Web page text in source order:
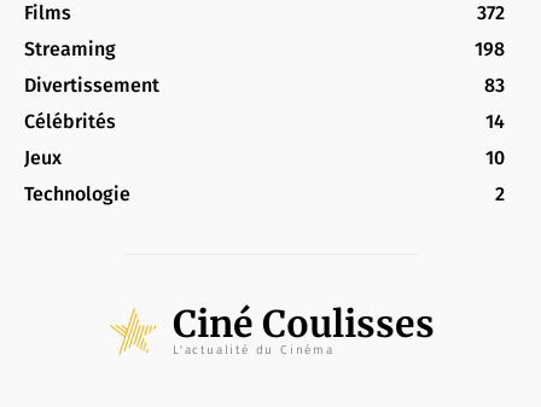
Films
372
Streaming
198
Divertissement
83
Célébrités
14
Jeux
10
Technologie
2
Ciné Coulisses
L'actualité du Cinéma